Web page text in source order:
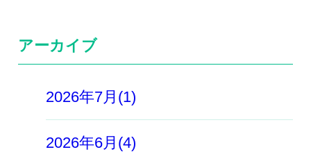
アーカイブ
2026年7月(1)
2026年6月(4)